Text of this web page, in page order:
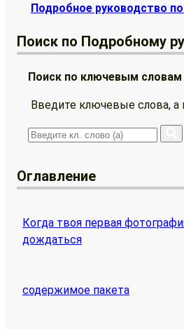
Подробное руководство
Поиск по Подробному
Поиск по ключевым словам
Введите ключевые слова, а
Оглавление
Когда твоя первая
дождаться
содержимое пакета